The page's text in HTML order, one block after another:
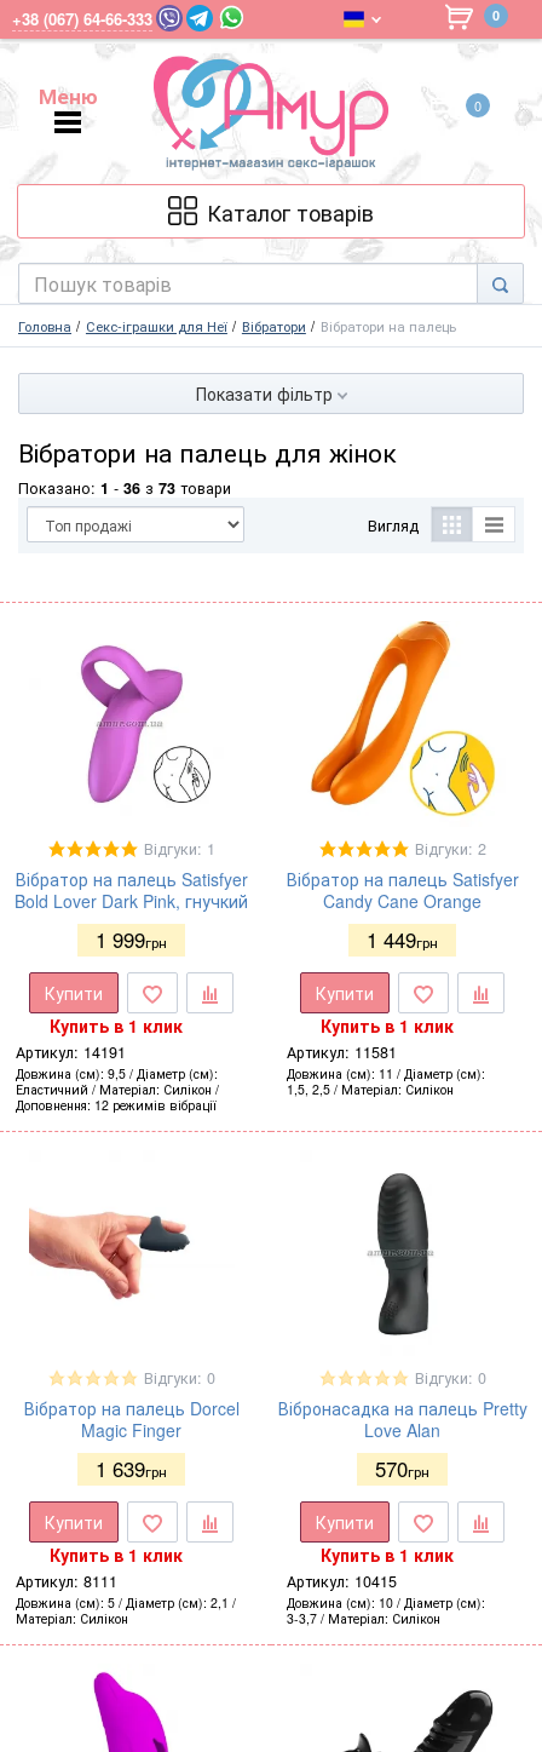
+38 (067) 64-66-333 0
Меню
Меню
0
Каталог товарів
Головна Секс-іграшки для Неї Вібратори Вібратори на палець
Показати фільтр
Вібратори на палець для жінок
Показано: 1 - 36 з 73 товари
Вигляд
Відгуки: 1
Вібратор на палець Satisfyer
Bold Lover Dark Pink, гнучкий
1 999грн
Купити
Купить в 1 клик
Артикул: 14191
Довжина (см) 9,5 Діаметр (см)
Еластичний
Матеріал Силікон
Доповнення 12 режимів вібрації
Відгуки: 2
Вібратор на палець Satisfyer
Candy Cane Orange
1 449грн
Купити
Купить в 1 клик
Артикул: 11581
Довжина (см) 11
Діаметр (см)
1,5, 2,5
Матеріал Силікон
Відгуки: 0
Вібратор на палець Dorcel
Magic Finger
1 639грн
Купити
Купить в 1 клик
Артикул: 8111
Довжина (см) 5 Діаметр (см) 2,1
Матеріал Силікон
Відгуки: 0
Вібронасадка на палець Pretty
Love Alan
570грн
Купити
Купить в 1 клик
Артикул: 10415
Довжина (см) 10 Діаметр (см)
3-3,7
Матеріал Силікон